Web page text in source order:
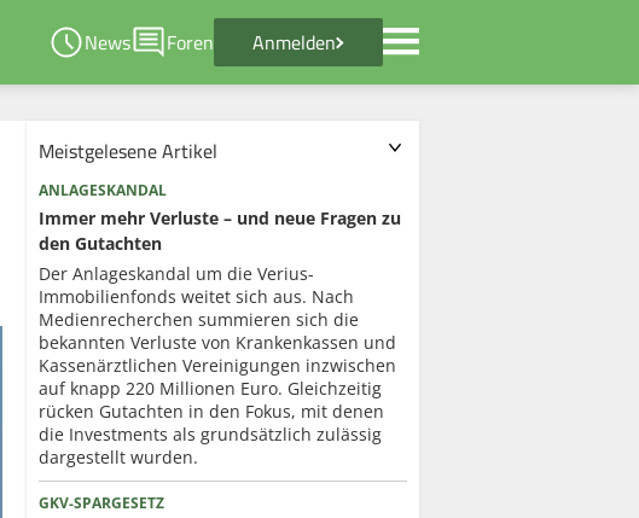
News Foren Anmelden
Meistgelesene Artikel
ANLAGESKANDAL
Immer mehr Verluste – und neue Fragen zu
den Gutachten
Der Anlageskandal um die Verius-
Immobilienfonds weitet sich aus. Nach
Medienrecherchen summieren sich die
bekannten Verluste von Krankenkassen und
Kassenärztlichen Vereinigungen inzwischen
auf knapp 220 Millionen Euro. Gleichzeitig
rücken Gutachten in den Fokus, mit denen
die Investments als grundsätzlich zulässig
dargestellt wurden.
GKV-SPARGESETZ